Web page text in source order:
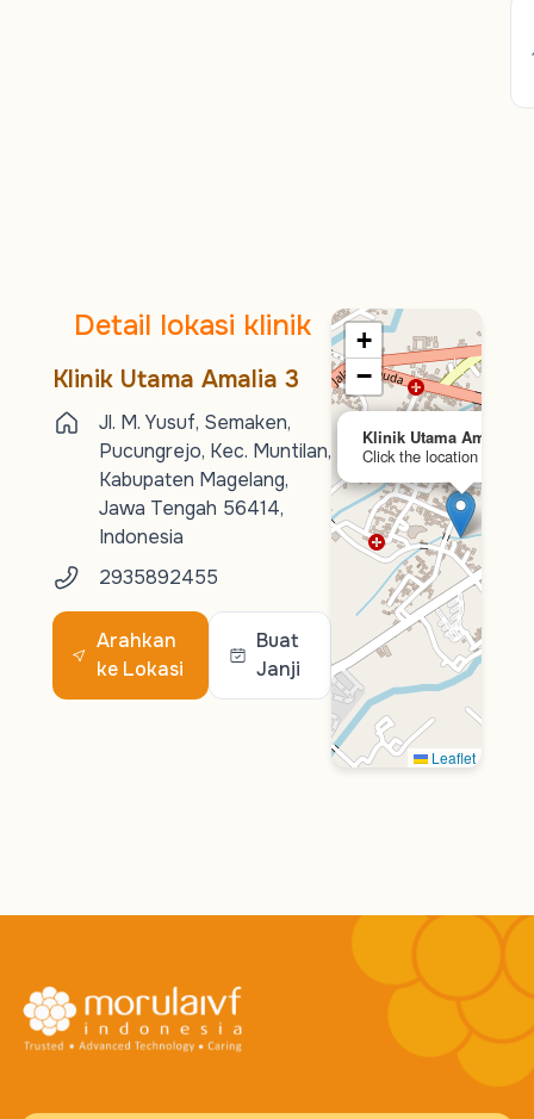
Detail lokasi klinik
Klinik Utama Amalia 3
Jl. M. Yusuf, Semaken,
Pucungrejo, Kec. Muntilan,
Kabupaten Magelang,
Jawa Tengah 56414,
Indonesia
2935892455
Arahkan
ke Lokasi
Buat
Janji
Klinik Utama Amalia 3
Click the location to
+
−
Leaflet